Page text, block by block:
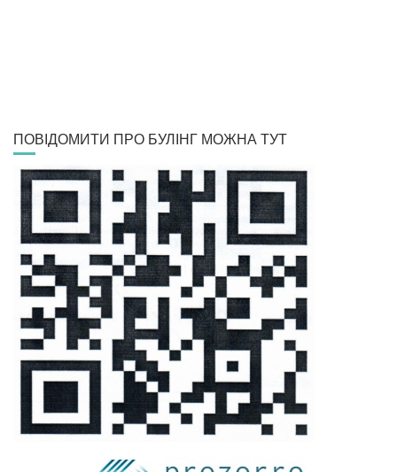
ПОВІДОМИТИ ПРО БУЛІНГ МОЖНА ТУТ